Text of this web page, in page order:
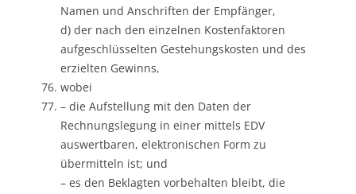
Namen und Anschriften der Empfänger,
d) der nach den einzelnen Kostenfaktoren
aufgeschlüsselten Gestehungskosten und des
erzielten Gewinns,
wobei
– die Aufstellung mit den Daten der
Rechnungslegung in einer mittels EDV
auswertbaren, elektronischen Form zu
übermitteln ist; und
– es den Beklagten vorbehalten bleibt, die